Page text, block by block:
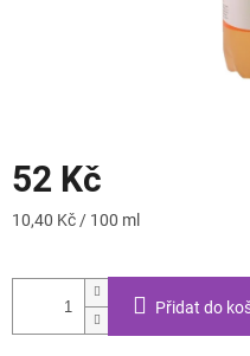
52 Kč
Měrná
10,40 Kč / 100 ml
Přidat do